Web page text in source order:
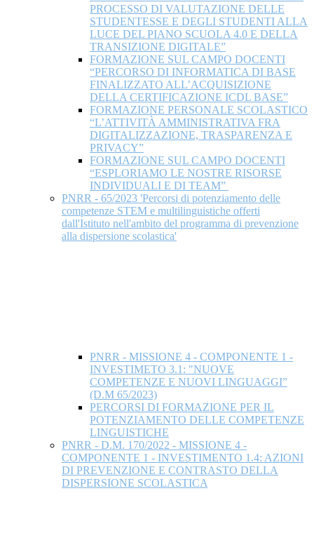
PROCESSO DI VALUTAZIONE DELLE
STUDENTESSE E DEGLI STUDENTI ALLA
LUCE DEL PIANO SCUOLA 4.0 E DELLA
TRANSIZIONE DIGITALE”
FORMAZIONE SUL CAMPO DOCENTI
“PERCORSO DI INFORMATICA DI BASE
FINALIZZATO ALL’ACQUISIZIONE
DELLA CERTIFICAZIONE ICDL BASE”
FORMAZIONE PERSONALE SCOLASTICO
“L’ATTIVITÀ AMMINISTRATIVA FRA
DIGITALIZZAZIONE, TRASPARENZA E
PRIVACY”
FORMAZIONE SUL CAMPO DOCENTI
“ESPLORIAMO LE NOSTRE RISORSE
INDIVIDUALI E DI TEAM”
PNRR - 65/2023 'Percorsi di potenziamento delle
competenze STEM e multilinguistiche offerti
dall'Istituto nell'ambito del programma di prevenzione
alla dispersione scolastica'
PNRR - MISSIONE 4 - COMPONENTE 1 -
INVESTIMETO 3.1: "NUOVE
COMPETENZE E NUOVI LINGUAGGI”
(D.M 65/2023)
PERCORSI DI FORMAZIONE PER IL
POTENZIAMENTO DELLE COMPETENZE
LINGUISTICHE
PNRR - D.M. 170/2022 - MISSIONE 4 -
COMPONENTE 1 - INVESTIMENTO 1.4: AZIONI
DI PREVENZIONE E CONTRASTO DELLA
DISPERSIONE SCOLASTICA